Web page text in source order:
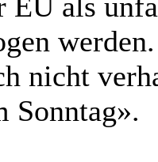
nicht
Sonntag».